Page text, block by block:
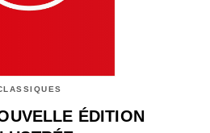
ÉDITION